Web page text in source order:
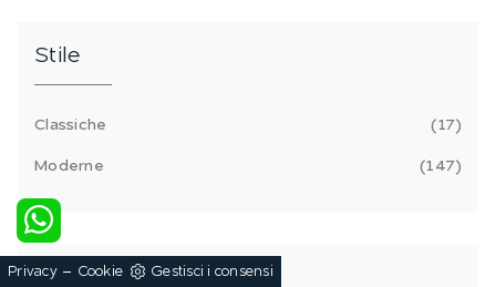
Stile
Classiche 17
Moderne 147
I più visti a :
Privacy- Cookie Gestisci i consensi